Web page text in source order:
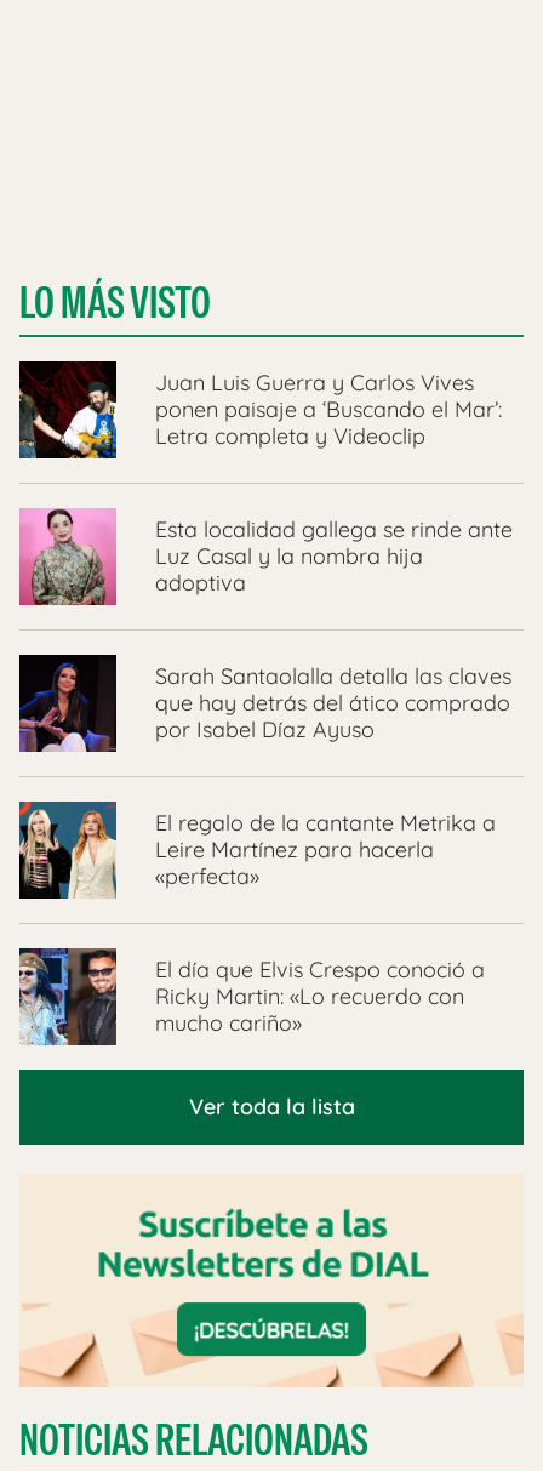
LO MÁS VISTO
Juan Luis Guerra y Carlos Vives
ponen paisaje a ‘Buscando el Mar’:
Letra completa y Videoclip
Esta localidad gallega se rinde ante
Luz Casal y la nombra hija
adoptiva
Sarah Santaolalla detalla las claves
que hay detrás del ático comprado
por Isabel Díaz Ayuso
El regalo de la cantante Metrika a
Leire Martínez para hacerla
«perfecta»
El día que Elvis Crespo conoció a
Ricky Martin: «Lo recuerdo con
mucho cariño»
Ver toda la lista
NOTICIAS RELACIONADAS